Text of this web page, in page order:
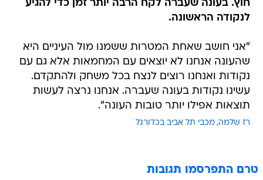
חוץ. בעונה שעברה לקח הרבה יותר זמן כדי להגיע
לנקודה הראשונה.
"אני חושב שאחת המטרות ששמנו מול העיניים היא
שהעונה אנחנו לא יוצאים עם המחמאות אלא גם עם
נקודות ואנחנו רוצים לנצח בכל משחק ולהתקדם.
עשינו נקודות בעונה שעברה. אנחנו נרצה לעשות
תוצאות אפילו יותר טובות העונה".
רז שלמה מכבי תל אביב בכדורגל
טרם התפרסמו תגובות